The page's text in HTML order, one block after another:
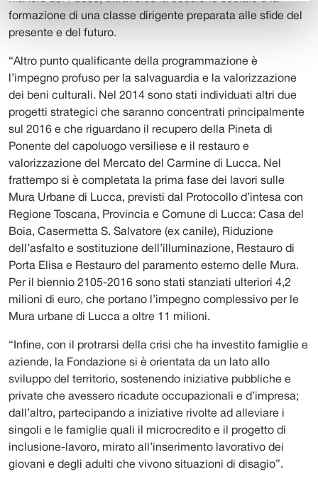
formazione di una classe dirigente preparata alle sfide del
presente e del futuro.
“Altro punto qualificante della programmazione è
l’impegno profuso per la salvaguardia e la valorizzazione
dei beni culturali. Nel 2014 sono stati individuati altri due
progetti strategici che saranno concentrati principalmente
sul 2016 e che riguardano il recupero della Pineta di
Ponente del capoluogo versiliese e il restauro e
valorizzazione del Mercato del Carmine di Lucca. Nel
frattempo si è completata la prima fase dei lavori sulle
Mura Urbane di Lucca, previsti dal Protocollo d’intesa con
Regione Toscana, Provincia e Comune di Lucca: Casa del
Boia, Casermetta S. Salvatore (ex canile), Riduzione
dell’asfalto e sostituzione dell’illuminazione, Restauro di
Porta Elisa e Restauro del paramento esterno delle Mura.
Per il biennio 2105-2016 sono stati stanziati ulteriori 4,2
milioni di euro, che portano l’impegno complessivo per le
Mura urbane di Lucca a oltre 11 milioni.
“Infine, con il protrarsi della crisi che ha investito famiglie e
aziende, la Fondazione si è orientata da un lato allo
sviluppo del territorio, sostenendo iniziative pubbliche e
private che avessero ricadute occupazionali e d’impresa;
dall’altro, partecipando a iniziative rivolte ad alleviare i
singoli e le famiglie quali il microcredito e il progetto di
inclusione-lavoro, mirato all’inserimento lavorativo dei
giovani e degli adulti che vivono situazioni di disagio”.